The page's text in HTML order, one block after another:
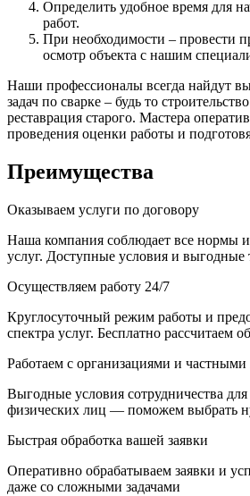
Определить удобное время для
работ.
При необходимости – провести
осмотр объекта с нашим
Наши профессионалы всегда найдут
задач по сварке – будь то
реставрация старого. Мастера
проведения оценки работы и
Преимущества
Оказываем услуги по договору
Наша компания соблюдает все нормы
услуг. Доступные условия и выгодные
Осуществляем работу 24/7
Круглосуточный режим работы и
спектра услуг. Бесплатно рассчитаем
Работаем с организациями и
Выгодные условия сотрудничества
физических лиц — поможем выбрать
Быстрая обработка вашей заявки
Оперативно обрабатываем заявки и
даже со сложными задачами